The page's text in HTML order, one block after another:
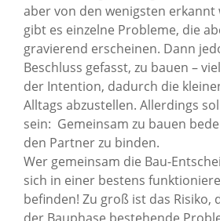
aber von den wenigsten erkannt
gibt es einzelne Probleme, die
gravierend erscheinen. Dann
Beschluss gefasst, zu bauen –
der Intention, dadurch die
Alltags abzustellen. Allerdings
sein: Gemeinsam zu bauen
den Partner zu binden.
Wer gemeinsam die Bau-
sich in einer bestens
befinden! Zu groß ist das Risiko,